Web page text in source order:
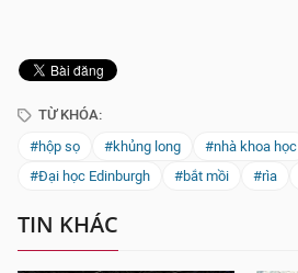
TỪ KHÓA:
#hộp sọ
#khủng long #nhà khoa học
#Đại học Edinburgh
#bắt mồi #rìa
TIN KHÁC